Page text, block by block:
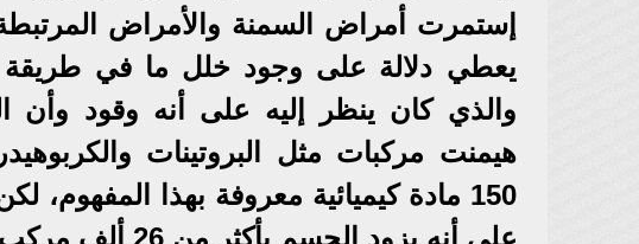
إستمرت أمراض السمنة والأمراض المرتبطة
يعطي دلالة على وجود خلل ما في طريقة
والذي كان ينظر إليه على أنه وقود وأن
هيمنت مركبات مثل البروتينات
150 مادة كيميائية معروفة بهذا المفهوم،